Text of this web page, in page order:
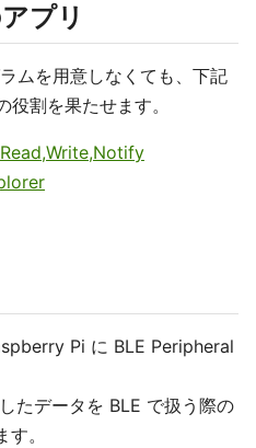
プリ
ムを用意しなくても、下記
割を果たせます。
Pi に BLE Peripheral
たデータを BLE で扱う際の
。